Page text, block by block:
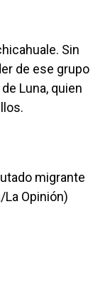
Sin
de ese grupo
Luna, quien
migrante
Opinión)